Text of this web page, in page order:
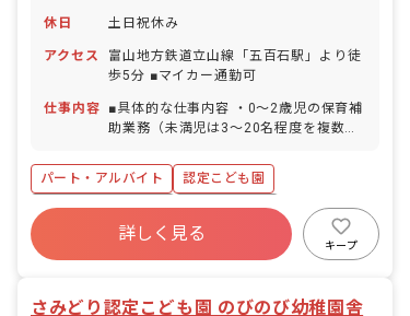
休日 土日祝休み
アクセス
富山地方鉄道立山線「五百石駅」より徒
歩5分 ■マイカー通勤可
仕事内容
■具体的な仕事内容 ・0～2歳児の保育補
助業務（未満児は3～20名程度を複数名
と職員配置人数 ・利用定員130名 ・職
員数37名／男性5名：女性33名 年長クラ
ス 21名／職員2名 年中クラス 30名／職
員2名 年少クラス 21名／職員4名
パート・アルバイト
認定こども園
ボーナス・賞与あり
社会保険完備
有給
退職金制度
詳しく見る
キープ
さみどり認定こども園 のびのび幼稚園舎